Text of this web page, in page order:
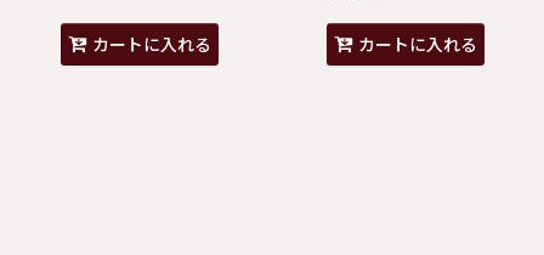
カートに入れる カートに入れる